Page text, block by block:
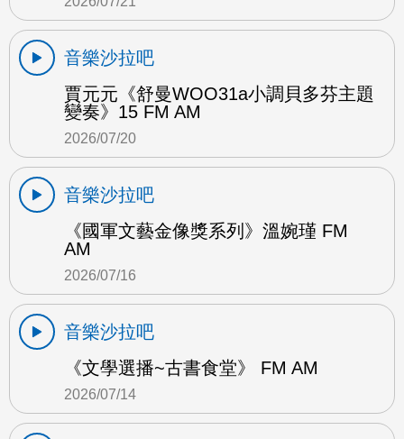
音樂沙拉吧
賈元元《舒曼WOO31a小調貝多芬主題
變奏》15 FM AM
2026/07/20
音樂沙拉吧
《國軍文藝金像獎系列》溫婉瑾 FM
AM
2026/07/16
音樂沙拉吧
《文學選播~古書食堂》 FM AM
2026/07/14